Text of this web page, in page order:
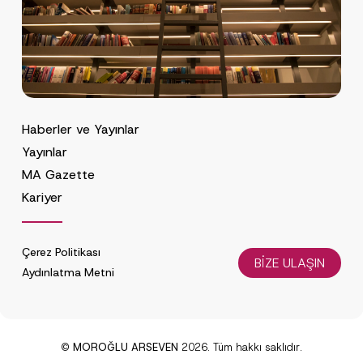
Haberler ve Yayınlar
Yayınlar
MA Gazette
Kariyer
Çerez Politikası
Aydınlatma Metni
BİZE ULAŞIN
© MOROĞLU ARSEVEN 2026. Tüm hakkı saklıdır.